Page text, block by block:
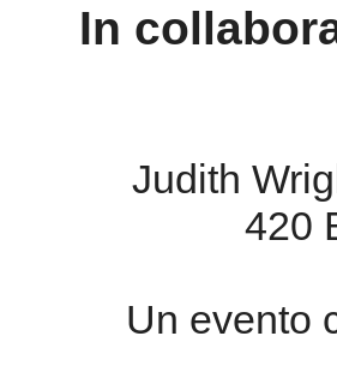
In
Judith
420
Un evento